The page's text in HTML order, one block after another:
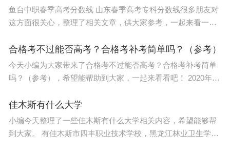
Bik也曾发文质疑Hahn的论文存在图片重复的问题，就在David
发文前后，Bik还对Hahn的论文提出过质疑。
在对Ghobrial问题论文的分析中，David贴出了其论文中实验小
鼠的图像。他指出，不同实验时期的小鼠图像应该不同，但是
Ghobrial论文中第1天和第16天的小鼠图片完全相同。Anderson
的论文也存在同样问题，David指出其中存在大量重复的实验图
片。
鱼台中职春季高考分数线 山东春季高考专科分数线很多朋友对
这方面很关心，整理了相关文章，供大家参考，一起来看一下
夏季高考压力，带给考
合格考不过能否高考？合格考补考简单吗？（参考）
今天小编为大家带来了合格考不过能否高考？合格考补考简单
吗？（参考），希望能帮助到大家，一起来看看吧！ 2020年即
悉合格考的同学，也诞生了合格考不过
佳木斯有什么大学
小编今天整理了一些佳木斯有什么大学相关内容，希望能够帮
到大家。 有佳木斯市四丰职业技术学校，黑龙江林业卫生学校